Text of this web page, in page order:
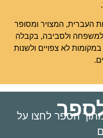
העברית, המצויר ומסופר
למשפחה ולסביבה, בקבלה
לא צפויים ולשנות